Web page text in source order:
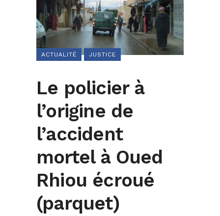
ACTUALITÉ JUSTICE
Le policier à
l’origine de
l’accident
mortel à Oued
Rhiou écroué
(parquet)